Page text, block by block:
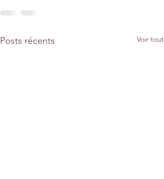
Posts récents Voir tout